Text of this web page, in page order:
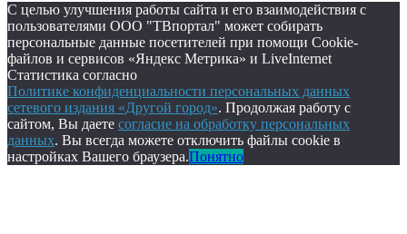
С целью улучшения работы сайта и его взаимодействия с
пользователями ООО "ТВпортал" может собирать
персональные данные посетителей при помощи Cookie-
файлов и сервисов «Яндекс Метрика» и LiveInternet
Статистика согласно
Политике конфиденциальности персональных данных
сетевого издания «Другой город». Продолжая работу с
сайтом, Вы даете согласие на обработку персональных
данных. Вы всегда можете отключить файлы cookie в
настройках Вашего браузера.Понятно